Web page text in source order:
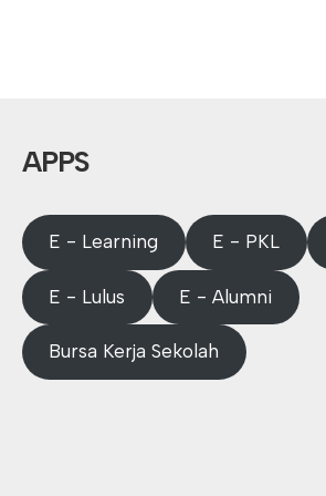
APPS
E - Learning E - PKL
E - Lulus E - Alumni
Bursa Kerja Sekolah